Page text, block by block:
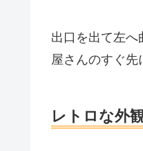
出口を出て左へ
屋さんのすぐ先
レトロな外